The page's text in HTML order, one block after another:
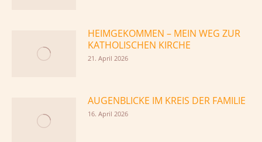
HEIMGEKOMMEN – MEIN WEG ZUR
KATHOLISCHEN KIRCHE
21. April 2026
AUGENBLICKE IM KREIS DER FAMILIE
16. April 2026